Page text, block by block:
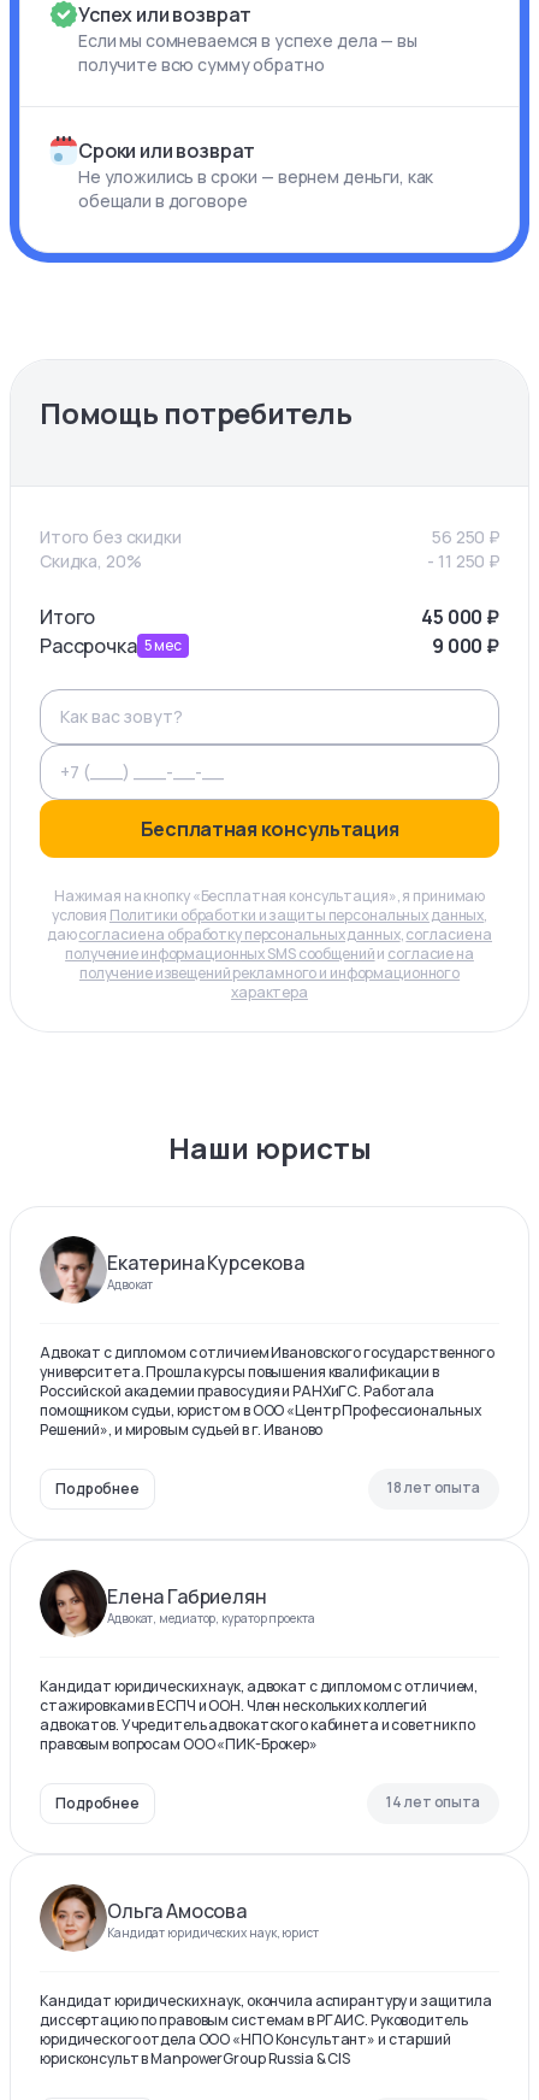
Успех или возврат
Если мы сомневаемся в успехе дела — вы
получите всю сумму обратно
Сроки или возврат
Не уложились в сроки — вернем деньги, как
обещали в договоре
Помощь потребитель
Итого без скидки 56 250 ₽
Скидка, 20%
- 11 250 ₽
Итого 45 000 ₽
Рассрочка 5мес 9 000 ₽
Бесплатная консультация
Нажимая на кнопку «Бесплатная консультация», я принимаю
условия Политики обработки и защиты персональных данных,
даюсогласие на обработку персональных данных,согласие на
получение информационных SMS сообщенийи согласие на
получение извещений рекламного и информационного
характера
Наши юристы
Екатерина Курсекова
Адвокат
Адвокат с дипломом с отличием Ивановского государственного
университета. Прошла курсы повышения квалификации в
Российской академии правосудия и РАНХиГС. Работала
помощником судьи, юристом в ООО «Центр Профессиональных
Решений», и мировым судьей в г. Иваново
Подробнее 18 лет опыта
Елена Габриелян
Адвокат, медиатор, куратор проекта
Кандидат юридических наук, адвокат с дипломом с отличием,
стажировками в ЕСПЧ и ООН. Член нескольких коллегий
адвокатов. Учредитель адвокатского кабинета и советник по
правовым вопросам ООО «ПИК-Брокер»
Подробнее 14 лет опыта
Ольга Амосова
Кандидат юридических наук, юрист
Кандидат юридических наук, окончила аспирантуру и защитила
диссертацию по правовым системам в РГАИС. Руководитель
юридического отдела ООО «НПО Консультант» и старший
юрисконсульт в ManpowerGroup Russia & CIS